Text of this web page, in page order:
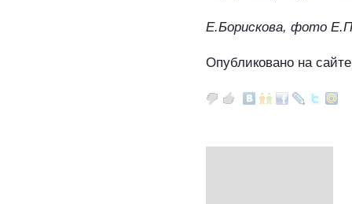
Е.Борискова, фото
Опубликовано на